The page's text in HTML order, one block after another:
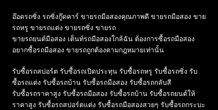
อ๊อดรถซิ่ง รถซิ่งกู๊ดคาร์ ขายรถมือสองคุณภาพดี ขายรถมือสอง ขาย
รถหรู ขายรถแต่ง ขายรถซิ่ง ขายรถ
ขายรถยนต์มือสอง เต็นท์รถมือสองใกล้ฉัน ต้องการซื้อรถมือสอง
อยากซื้อรถมือสอง ขายรถถูกต้องตามกฎหมายเท่านั้น
รับซื้อรถสปอร์ต รับซื้อรถเปิดประทุน รับซื้อรถหรู รับซื้อรถซิ่ง รับ
ซื้อรถแต่ง รับซื้อรถบ้าน รับซื้อรถมือสอง รับซื้อรถกลับสี
รับซื้อรถราคาสูง รับซื้อรถมือสอง รับซื้อรถบ้าน รับซื้อรถยนต์ให้
ราคาสูง รับซื้อรถสปอร์ตแต่ง รับซื้อรถมือสองสวยๆ รับซื้อรถกระบะ